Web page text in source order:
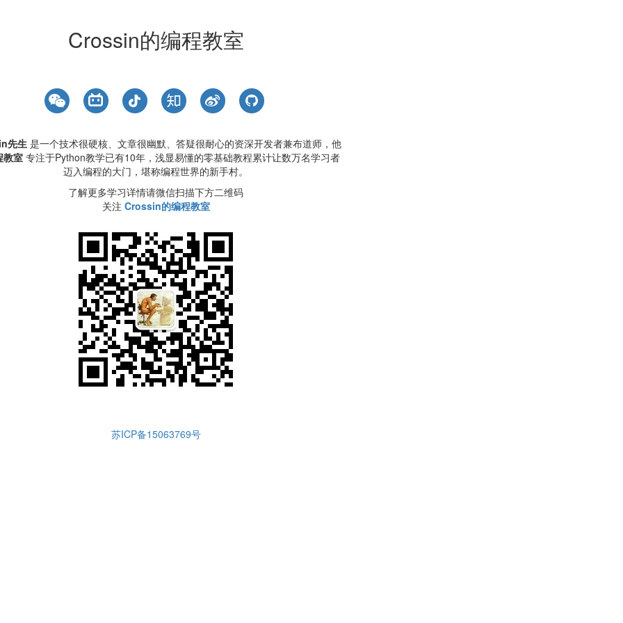
Crossin的编程教室
先生是一个技术很硬核、文章很幽默、答疑很耐心的资深开发者兼布道师，他
教室 专注于Python教学已有10年，浅显易懂的零基础教程累计让数万名学习者
迈入编程的大门，堪称编程世界的新手村。
了解更多学习详情请微信扫描下方二维码
关注 Crossin的编程教室
苏ICP备15063769号